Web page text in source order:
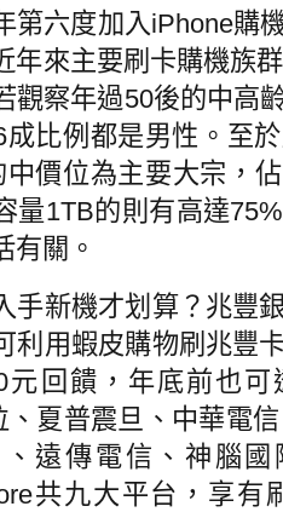
第六度加入iPhone購
年來主要刷卡購機族
觀察年過50後的中高
成比例都是男性。至
中價位為主要大宗，
量1TB的則有高達75%
有關。
手新機才划算？兆豐
利用蝦皮購物刷兆豐
元回饋，年底前也可
、夏普震旦、中華電
遠傳電信、神腦
共九大平台，享有